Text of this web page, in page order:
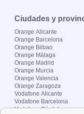
Ciudades y
Orange Alicante
Orange Barcelona
Orange Bilbao
Orange Málaga
Orange Madrid
Orange Murcia
Orange Valencia
Orange Zaragoza
Vodafone Alicante
Vodafone Barcelona
Vodafone Córdoba